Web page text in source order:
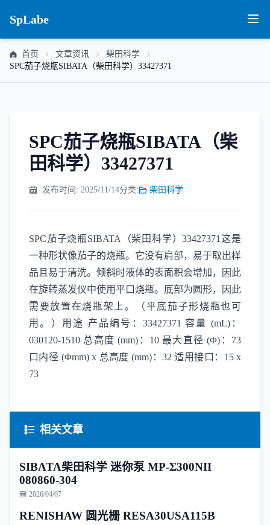
SpLabe
首页 文章资讯
柴田科学
SPC茄子烧瓶SIBATA（柴田科学）33427371
SPC茄子烧瓶SIBATA（柴
田科学）33427371
发布时间: 2025/11/14分类: 柴田科学
SPC茄子烧瓶SIBATA（柴田科学）33427371这是
一种形状像茄子的烧瓶。它没有肩部，易于取出样
品且易于清洗。倾斜时液体的表面积会增加，因此
在旋转蒸发仪中使用平口烧瓶。底部为圆形，因此
需要放置在烧瓶架上。（平底茄子形烧瓶也可
用。）用途 产品编号：33427371 容量 (mL)：
030120-1510 总高度 (mm)：10 最大直径 (Φ)：73
口内径 (Φmm) x 总高度 (mm)：32 适用接口：15 x
73
相关文章
SIBATA柴田科学 迷你泵 MP-Σ300NII
080860-304
2026/04/07
RENISHAW 圆光栅 RESA30USA115B